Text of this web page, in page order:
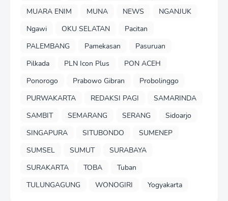
MUARA ENIM
MUNA NEWS
NGANJUK
Ngawi
OKU SELATAN
Pacitan
PALEMBANG
Pamekasan
Pasuruan
Pilkada
PLN Icon Plus
PON ACEH
Ponorogo
Prabowo Gibran
Probolinggo
PURWAKARTA
REDAKSI PAGI
SAMARINDA
SAMBIT
SEMARANG SERANG
Sidoarjo
SINGAPURA
SITUBONDO
SUMENEP
SUMSEL
SUMUT
SURABAYA
SURAKARTA
TOBA
Tuban
TULUNGAGUNG
WONOGIRI Yogyakarta